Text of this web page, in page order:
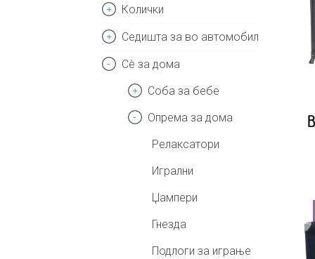
Колички
Седишта за во автомобил
Сè за дома
Соба за бебе
Опрема за дома
Релаксатори
Игрални
Џампери
Гнезда
Подлоги за играње